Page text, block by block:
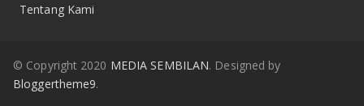
Tentang Kami
© Copyright 2020 MEDIA SEMBILAN. Designed by
Bloggertheme9.